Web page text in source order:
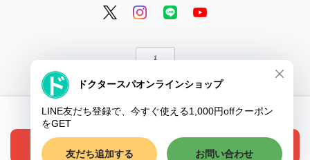
© ドクタースパ・クリニック オンラインショップ
Add to cart